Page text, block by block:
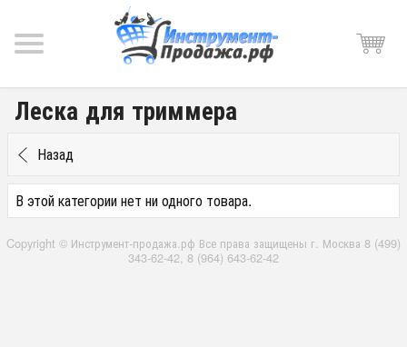
Леска для триммера
Назад
В этой категории нет ни одного товара.
Copyright © Инструмент-продажа.рф Все права защищены г. Москва 8 (499)
343-62-42, 8 (964) 643-62-42